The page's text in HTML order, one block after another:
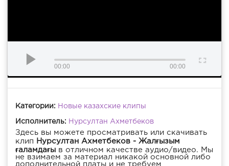
00:00 00:00
Категории: Новые казахские клипы
Исполнитель: Нурсултан Ахметбеков
Здесь вы можете просматривать или скачивать
клип
Нурсултан Ахметбеков - Жалғызым
ғаламдағы в отличном качестве аудио/видео. Мы
не взимаем за материал никакой основной либо
дополнительной платы и не требуем